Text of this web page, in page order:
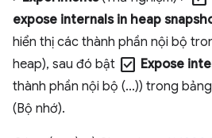
expose internals in heap
hiển thị các thành phần nội bộ
heap), sau đó bật check_box Expose
thành phần nội bộ (...)) trong
(Bộ nhớ).